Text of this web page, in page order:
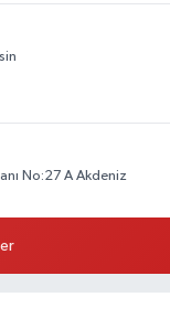
No:27 A Akdeniz